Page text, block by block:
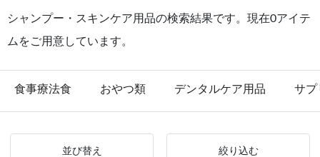
シャンプー・スキンケア用品の検索結果です。現在0アイテ
ムをご用意しています。
食事療法食 おやつ類 デンタルケア用品 サプ
並び替え 絞り込む